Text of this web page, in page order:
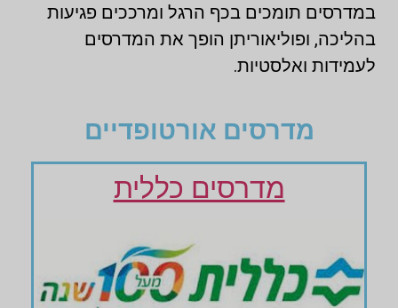
במדרסים תומכים בכף הרגל ומרככים פגיעות
בהליכה, ופוליאוריתן הופך את המדרסים
לעמידות ואלסטיות.
מדרסים אורטופדיים
מדרסים כללית